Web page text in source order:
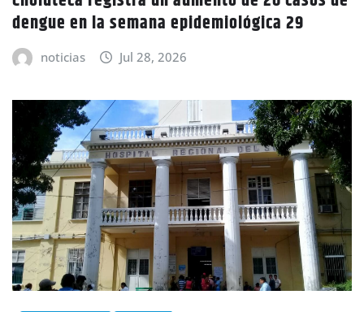
dengue en la semana epidemiológica 29
noticias Jul 28, 2026